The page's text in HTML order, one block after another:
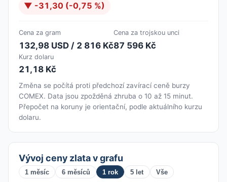
▼ -31,30 (-0,75 %)
Cena za gram
132,98 USD / 2 816 Kč
Cena za trojskou unci
87 596 Kč
Kurz dolaru
21,18 Kč
Změna se počítá proti předchozí zavírací ceně burzy
COMEX. Data jsou zpožděná zhruba o 10 až 15 minut.
Přepočet na koruny je orientační, podle aktuálního kurzu
dolaru.
Vývoj ceny zlata v grafu
1 měsíc 6 měsíců 1 rok 5 let Vše